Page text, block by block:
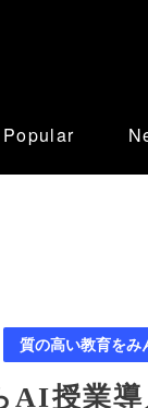
Popular
質の高い教育をみ
AI授業